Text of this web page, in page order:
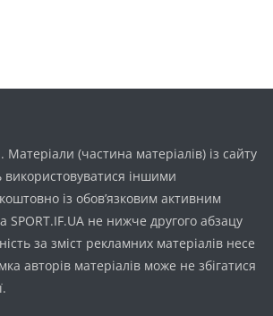
(частина матеріалів) із сайту
використовуватися іншими
із обов’язковим активним
SPORT.IF.UA не нижче другого абзацу
за зміст рекламних матеріалів несе
авторів матеріалів може не збігатися